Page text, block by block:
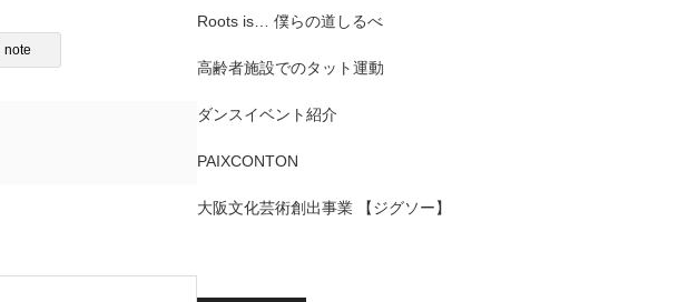
note
Roots is… 僕らの道しるべ
高齢者施設でのタット運動
ダンスイベント紹介
PAIXCONTON
大阪文化芸術創出事業 【ジグソー】